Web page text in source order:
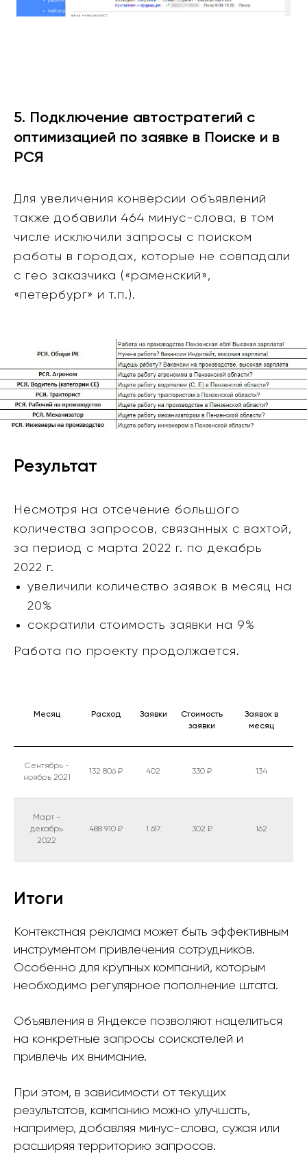
5. Подключение автостратегий с
оптимизацией по заявке в Поиске и в
РСЯ
Для увеличения конверсии объявлений
также добавили 464 минус-слова, в том
числе исключили запросы с поиском
работы в городах, которые не совпадали
с гео заказчика («раменский»,
«петербург» и т.п.).
Результат
Несмотря на отсечение большого
количества запросов, связанных с вахтой,
за период с марта 2022 г. по декабрь
2022 г.
увеличили количество заявок в месяц на
20%
сократили стоимость заявки на 9%
Работа по проекту продолжается.
Месяц Расход Заявки
Стоимость
заявки
Заявок в
месяц
Сентябрь -
ноябрь 2021
132 806 ₽ 402 330 ₽ 134
Март -
декабрь
2022
488 910 ₽ 1 617 302 ₽ 162
Итоги
Контекстная реклама может быть эффективным
инструментом привлечения сотрудников.
Особенно для крупных компаний, которым
необходимо регулярное пополнение штата.
Объявления в Яндексе позволяют нацелиться
на конкретные запросы соискателей и
привлечь их внимание.
При этом, в зависимости от текущих
результатов, кампанию можно улучшать,
например, добавляя минус-слова, сужая или
расширяя территорию запросов.